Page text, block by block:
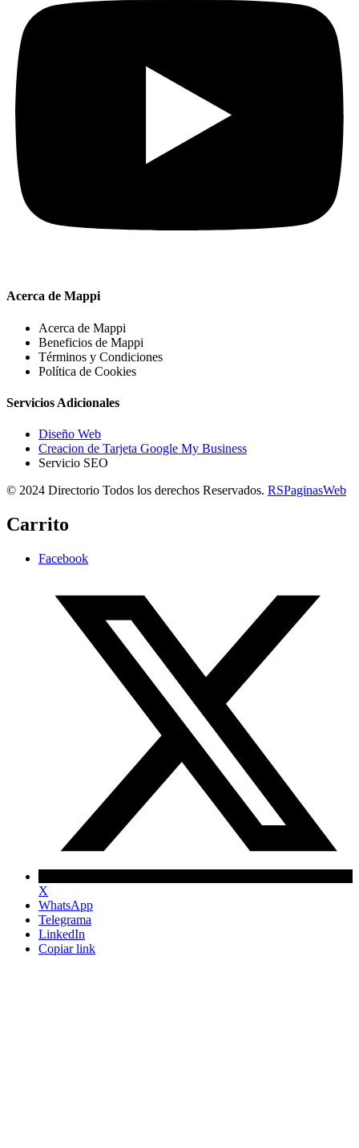
Acerca de Mappi
Acerca de Mappi
Beneficios de Mappi
Términos y Condiciones
Política de Cookies
Servicios Adicionales
Diseño Web
Creacion de Tarjeta Google My Business
Servicio SEO
© 2024 Directorio Todos los derechos Reservados. RSPaginasWeb
Carrito
Facebook
X
WhatsApp
Telegrama
LinkedIn
Copiar link